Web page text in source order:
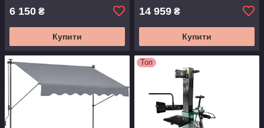
6 150 ₴
Купити
14 959 ₴
Купити
Топ